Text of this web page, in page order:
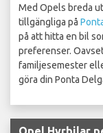
Med Opels breda
tillgängliga på
på att hitta en bil
preferenser.
familjesemester
göra din Ponta